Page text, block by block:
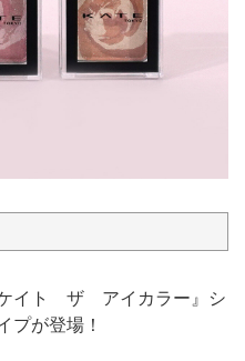
ケイト ザ アイカラー』シ
プが登場！